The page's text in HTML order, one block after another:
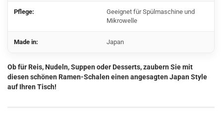
Pflege:
Geeignet für Spülmaschine und
Mikrowelle
Made in: Japan
Ob für Reis, Nudeln, Suppen oder Desserts, zaubern Sie mit
diesen schönen Ramen-Schalen einen angesagten Japan Style
auf Ihren Tisch!